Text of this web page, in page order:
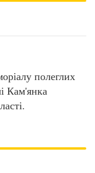
полеглих
Кам'янка